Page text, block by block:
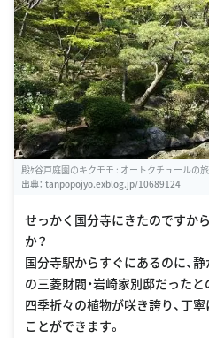
殿ｹ谷戸庭園のキクモモ : オートクチュールの
出典： tanpopojyo.exblog.jp/10689124
せっかく国分寺にきたのですか
か？
国分寺駅からすぐにあるのに、静
の三菱財閥・岩崎家別邸だったと
四季折々の植物が咲き誇り、丁
ことができます。